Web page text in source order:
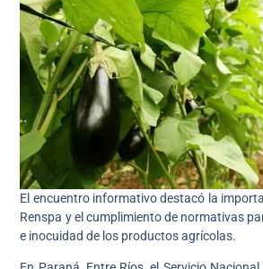
El encuentro informativo destacó la
Renspa y el cumplimiento de normativas
e inocuidad de los productos agrícolas.